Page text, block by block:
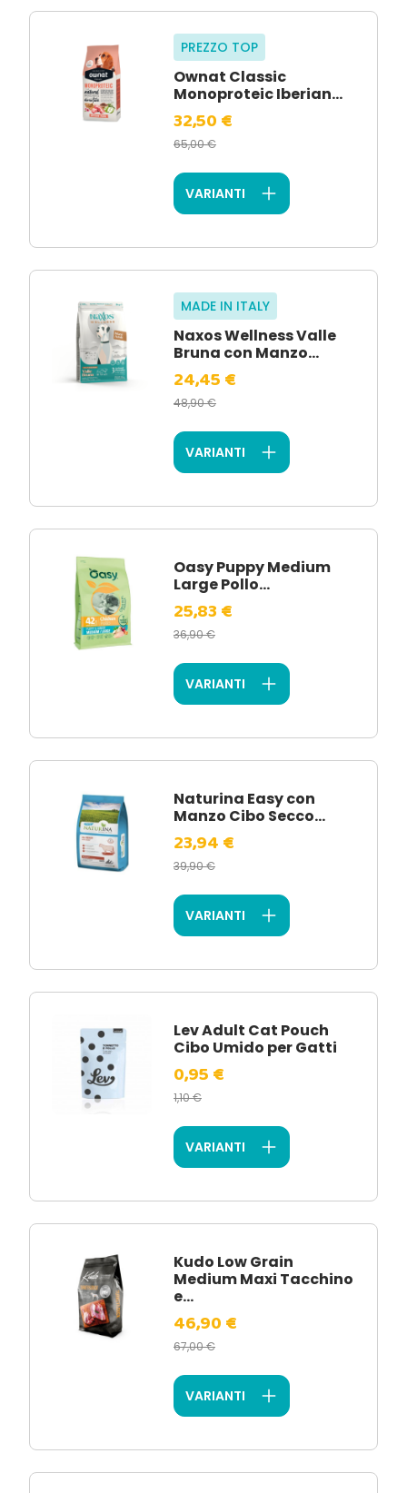
PREZZO TOP
Ownat Classic
Monoproteic Iberian...
32,50 €
65,00 €
VARIANTI
MADE IN ITALY
Naxos Wellness Valle
Bruna con Manzo...
24,45 €
48,90 €
VARIANTI
Oasy Puppy Medium
Large Pollo...
25,83 €
36,90 €
VARIANTI
Naturina Easy con
Manzo Cibo Secco...
23,94 €
39,90 €
VARIANTI
Lev Adult Cat Pouch
Cibo Umido per Gatti
0,95 €
1,10 €
VARIANTI
Kudo Low Grain
Medium Maxi Tacchino
e...
46,90 €
67,00 €
VARIANTI